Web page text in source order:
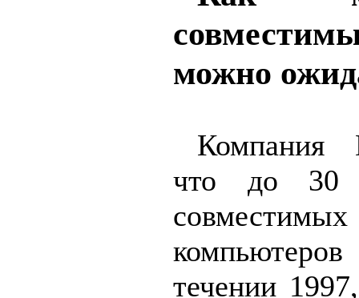
можно
Компания
что до 30
течении